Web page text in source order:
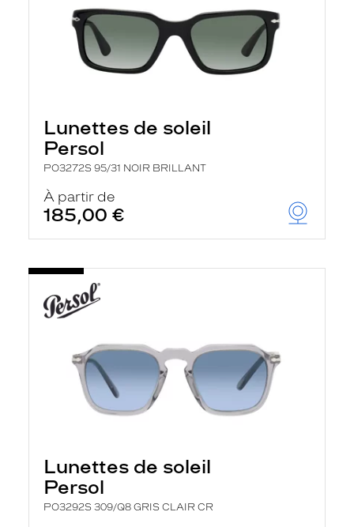
Lunettes de soleil
Persol
PO3272S 95/31 NOIR BRILLANT
À partir de
185,00 €
Lunettes de soleil
Persol
PO3292S 309/Q8 GRIS CLAIR CR